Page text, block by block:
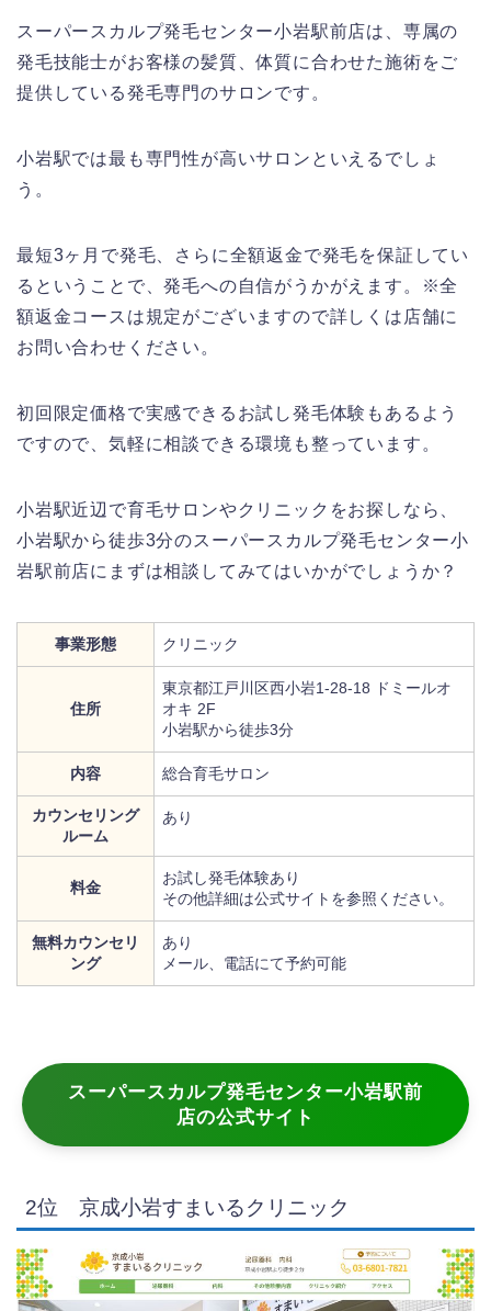
スーパースカルプ発毛センター小岩駅前店は、専属の
発毛技能士がお客様の髪質、体質に合わせた施術をご
提供している発毛専門のサロンです。
小岩駅では最も専門性が高いサロンといえるでしょ
う。
最短3ヶ月で発毛、さらに全額返金で発毛を保証してい
るということで、発毛への自信がうかがえます。※全
額返金コースは規定がございますので詳しくは店舗に
お問い合わせください。
初回限定価格で実感できるお試し発毛体験もあるよう
ですので、気軽に相談できる環境も整っています。
小岩駅近辺で育毛サロンやクリニックをお探しなら、
小岩駅から徒歩3分のスーパースカルプ発毛センター小
岩駅前店にまずは相談してみてはいかがでしょうか？
事業形態 クリニック
住所
東京都江戸川区西小岩1-28-18 ドミールオ
オキ 2F
小岩駅から徒歩3分
内容 総合育毛サロン
カウンセリング
ルーム
あり
料金
お試し発毛体験あり
その他詳細は公式サイトを参照ください。
無料カウンセリ
ング
あり
メール、電話にて予約可能
スーパースカルプ発毛センター小岩駅前
店の公式サイト
2位 京成小岩すまいるクリニック